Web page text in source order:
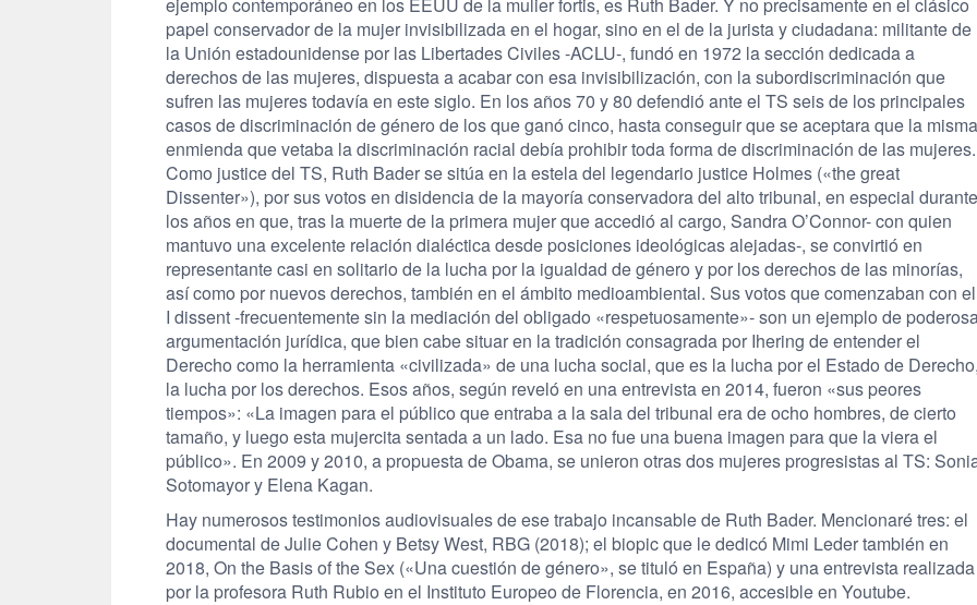
papel conservador de la mujer invisibilizada en el hogar, sino en el de la jurista y ciudadana: militante de
la Unión estadounidense por las Libertades Civiles -ACLU-, fundó en 1972 la sección dedicada a
derechos de las mujeres, dispuesta a acabar con esa invisibilización, con la subordiscriminación que
sufren las mujeres todavía en este siglo. En los años 70 y 80 defendió ante el TS seis de los principales
casos de discriminación de género de los que ganó cinco, hasta conseguir que se aceptara que la misma
enmienda que vetaba la discriminación racial debía prohibir toda forma de discriminación de las mujeres.
Como justice del TS, Ruth Bader se sitúa en la estela del legendario justice Holmes («the great
Dissenter»), por sus votos en disidencia de la mayoría conservadora del alto tribunal, en especial durante
los años en que, tras la muerte de la primera mujer que accedió al cargo, Sandra O’Connor- con quien
mantuvo una excelente relación dialéctica desde posiciones ideológicas alejadas-, se convirtió en
representante casi en solitario de la lucha por la igualdad de género y por los derechos de las minorías,
así como por nuevos derechos, también en el ámbito medioambiental. Sus votos que comenzaban con el
I dissent -frecuentemente sin la mediación del obligado «respetuosamente»- son un ejemplo de
argumentación jurídica, que bien cabe situar en la tradición consagrada por Ihering de entender el
Derecho como la herramienta «civilizada» de una lucha social, que es la lucha por el Estado de Derecho,
la lucha por los derechos. Esos años, según reveló en una entrevista en 2014, fueron «sus peores
tiempos»: «La imagen para el público que entraba a la sala del tribunal era de ocho hombres, de cierto
tamaño, y luego esta mujercita sentada a un lado. Esa no fue una buena imagen para que la viera el
público». En 2009 y 2010, a propuesta de Obama, se unieron otras dos mujeres progresistas al TS:
Sotomayor y Elena Kagan.
Hay numerosos testimonios audiovisuales de ese trabajo incansable de Ruth Bader. Mencionaré tres: el
documental de Julie Cohen y Betsy West, RBG (2018); el biopic que le dedicó Mimi Leder también en
2018, On the Basis of the Sex («Una cuestión de género», se tituló en España) y una entrevista realizada
por la profesora Ruth Rubio en el Instituto Europeo de Florencia, en 2016, accesible en Youtube.